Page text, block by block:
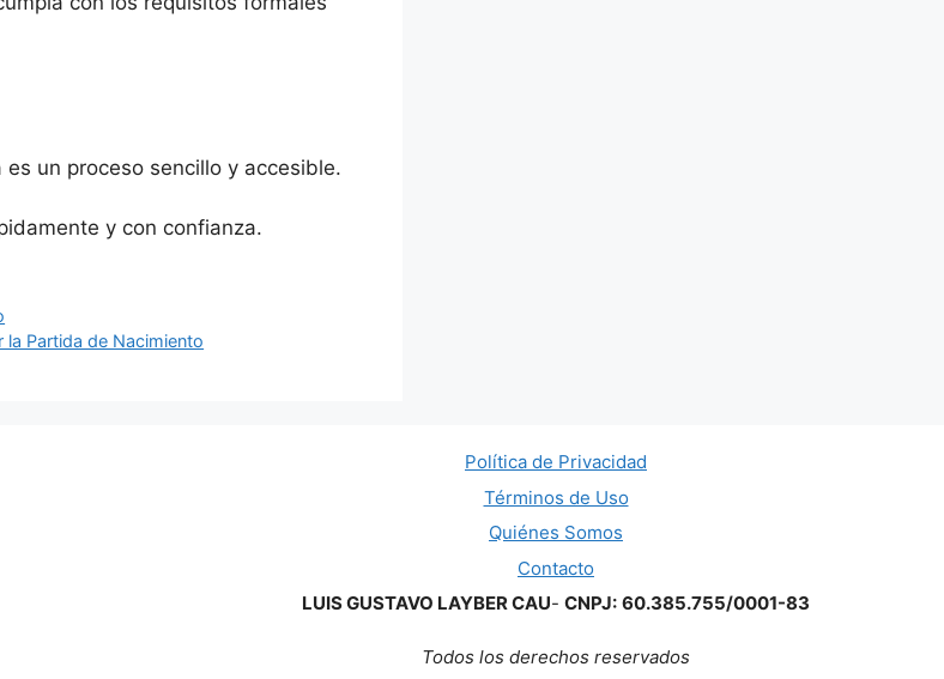
un proceso sencillo y accesible.
y con confianza.
Partida de Nacimiento
Política de Privacidad
Términos de Uso
Quiénes Somos
Contacto
LUIS GUSTAVO LAYBER CAU- CNPJ: 60.385.755/0001-83
Todos los derechos reservados